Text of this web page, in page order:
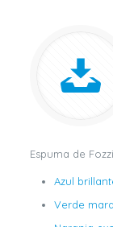
Espuma de
Azul
Verde